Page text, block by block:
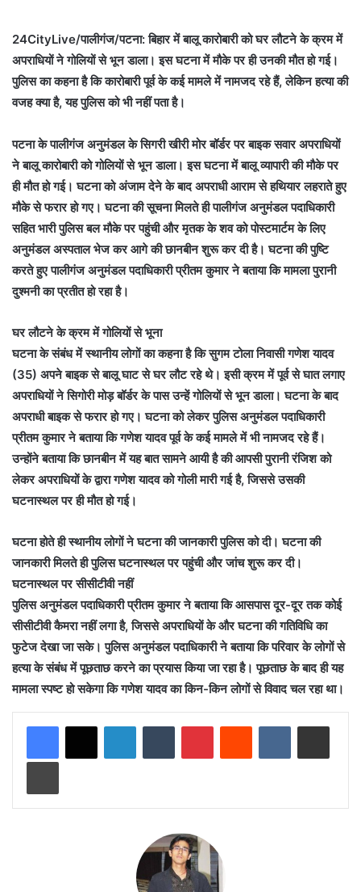
24CityLive/पालीगंज/पटना: बिहार में बालू कारोबारी को घर लौटने के क्रम में
अपराधियों ने गोलियों से भून डाला। इस घटना में मौके पर ही उनकी मौत हो गई।
पुलिस का कहना है कि कारोबारी पूर्व के कई मामले में नामजद रहे हैं, लेकिन हत्या की
वजह क्या है, यह पुलिस को भी नहीं पता है।
पटना के पालीगंज अनुमंडल के सिगरी खीरी मोर बॉर्डर पर बाइक सवार अपराधियों
ने बालू कारोबारी को गोलियों से भून डाला। इस घटना में बालू व्यापारी की मौके पर
ही मौत हो गई। घटना को अंजाम देने के बाद अपराधी आराम से हथियार लहराते हुए
मौके से फरार हो गए। घटना की सूचना मिलते ही पालीगंज अनुमंडल पदाधिकारी
सहित भारी पुलिस बल मौके पर पहुंची और मृतक के शव को पोस्टमार्टम के लिए
अनुमंडल अस्पताल भेज कर आगे की छानबीन शुरू कर दी है। घटना की पुष्टि
करते हुए पालीगंज अनुमंडल पदाधिकारी प्रीतम कुमार ने बताया कि मामला पुरानी
दुश्मनी का प्रतीत हो रहा है।
घर लौटने के क्रम में गोलियों से भूना
घटना के संबंध में स्थानीय लोगों का कहना है कि सुगम टोला निवासी गणेश यादव
(35) अपने बाइक से बालू घाट से घर लौट रहे थे। इसी क्रम में पूर्व से घात लगाए
अपराधियों ने सिगोरी मोड़ बॉर्डर के पास उन्हें गोलियों से भून डाला। घटना के बाद
अपराधी बाइक से फरार हो गए। घटना को लेकर पुलिस अनुमंडल पदाधिकारी
प्रीतम कुमार ने बताया कि गणेश यादव पूर्व के कई मामले में भी नामजद रहे हैं।
उन्होंने बताया कि छानबीन में यह बात सामने आयी है की आपसी पुरानी रंजिश को
लेकर अपराधियों के द्वारा गणेश यादव को गोली मारी गई है, जिससे उसकी
घटनास्थल पर ही मौत हो गई।
घटना होते ही स्थानीय लोगों ने घटना की जानकारी पुलिस को दी। घटना की
जानकारी मिलते ही पुलिस घटनास्थल पर पहुंची और जांच शुरू कर दी।
घटनास्थल पर सीसीटीवी नहीं
पुलिस अनुमंडल पदाधिकारी प्रीतम कुमार ने बताया कि आसपास दूर-दूर तक कोई
सीसीटीवी कैमरा नहीं लगा है, जिससे अपराधियों के और घटना की गतिविधि का
फुटेज देखा जा सके। पुलिस अनुमंडल पदाधिकारी ने बताया कि परिवार के लोगों से
हत्या के संबंध में पूछताछ करने का प्रयास किया जा रहा है। पूछताछ के बाद ही यह
मामला स्पष्ट हो सकेगा कि गणेश यादव का किन-किन लोगों से विवाद चल रहा था।
LinkedInTumblr PinterestReddit VKontakteShare via Email
Print